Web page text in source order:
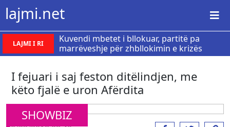
lajmi.net
LAJMI I RI
Kuvendi mbetet i bllokuar, partitë pa
marrëveshje për zhbllokimin e krizës
I fejuari i saj feston ditëlindjen, me
këto fjalë e uron Afërdita
SHOWBIZ